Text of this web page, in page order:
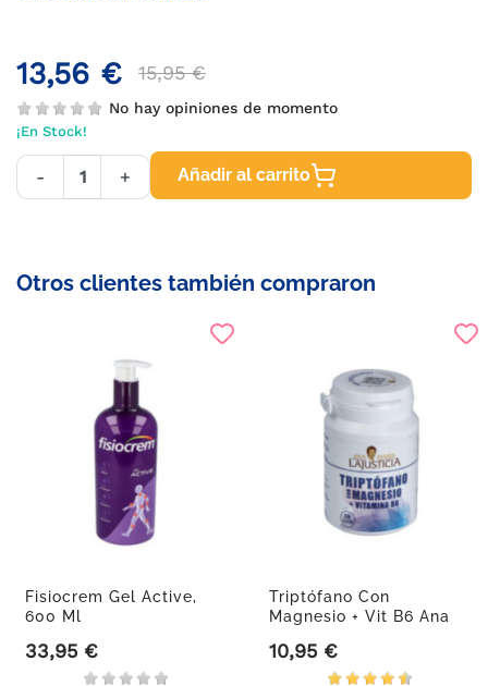
13,56 € 15,95 €
No hay opiniones de momento
¡En Stock!
- + Añadir al carrito
Otros clientes también compraron
Fisiocrem Gel Active,
600 Ml
Precio
33,95 €
Triptófano Con
Magnesio + Vit B6 Ana
Precio
10,95 €